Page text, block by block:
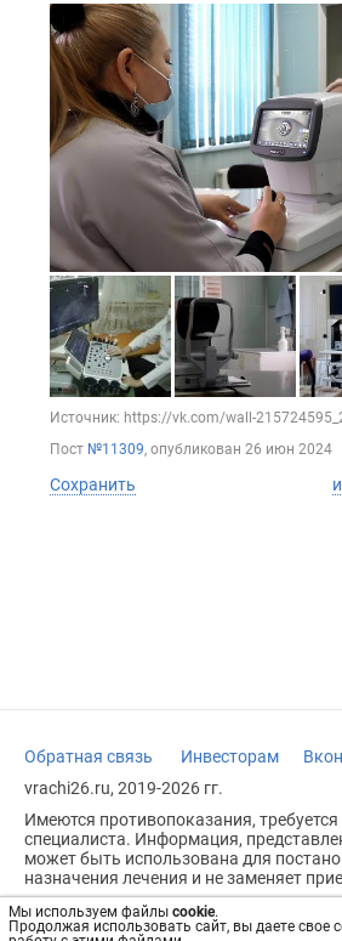
Мы используем файлы cookie.
Продолжая использовать сайт, вы даете свое
Источник: https://vk.com/wall-
Пост №11309, опубликован 26 июн 2024
Сохранить
Обратная связь Инвесторам
vrachi26.ru, 2019-2026 гг.
Имеются противопоказания,
специалиста. Информация,
может быть использована для
назначения лечения и не заменяет
Возрастное ограничение: 18+